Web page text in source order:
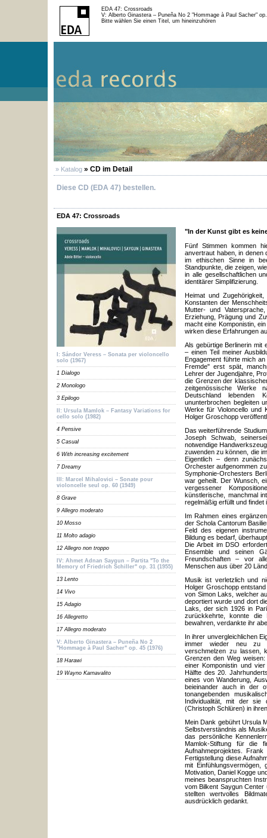
EDA 47: Crossroads
V: Alberto Ginastera – Puneña No 2 "Hommage à Paul Sacher"
Bitte wählen Sie einen Titel, um hineinzuhören
» Katalog » CD im Detail
Diese CD (EDA 47) bestellen.
EDA 47: Crossroads
I: Sándor Veress – Sonata per violoncello
solo (1967)
1 Dialogo
2 Monologo
3 Epilogo
II: Ursula Mamlok – Fantasy Variations for
cello solo (1982)
4 Pensive
5 Casual
6 With increasing excitement
7 Dreamy
III: Marcel Mihalovici – Sonate pour
violoncelle seul op. 60 (1949)
8 Grave
9 Allegro moderato
10 Mosso
11 Molto adagio
12 Allegro non troppo
IV: Ahmet Adnan Saygun – Partita "To the
Memory of Friedrich Schiller" op. 31 (1955)
13 Lento
14 Vivo
15 Adagio
16 Allegretto
17 Allegro moderato
V: Alberto Ginastera – Puneña No 2
"Hommage à Paul Sacher" op. 45 (1976)
18 Harawi
19 Wayno Karnavalito
"In der Kunst gibt es
Fünf Stimmen kommen
anvertraut haben, in denen
im ethischen Sinne in
Standpunkte, die zeigen,
in alle gesellschaftlichen
identitärer Simplifizierung.
Heimat und
Konstanten der
Mutter- und
Erziehung, Prägung und
macht eine Komponistin,
wirken diese Erfahrungen
Als gebürtige Berlinerin mit
– einen Teil meiner
Engagement führte mich
Fremde" erst spät,
Lehrer der Jugendjahre,
die Grenzen der
zeitgenössische Werke
Deutschland lebenden
ununterbrochen begleiten
Werke für Violoncello und
Holger Groschopp
Das weiterführende
Joseph Schwab,
notwendige
zuwenden zu können, die
Eigentlich – denn
Orchester aufgenommen
Symphonie-Orchesters
war geheilt. Der Wunsch,
vergessener
künstlerische, manchmal
regelmäßig erfüllt und findet
Im Rahmen eines
der Schola Cantorum
Feld des eigenen
Bildung es bedarf,
Die Arbeit im DSO
Ensemble und seinen
Freundschaften – vor
Menschen aus über 20
Musik ist verletzlich und
Holger Groschopp
von Simon Laks, welcher
deportiert wurde und dort
Laks, der sich 1926 in
zurückkehrte, konnte die
bewahren, verdankte ihr
In ihrer unvergleichlichen
immer wieder neu zu
verschmelzen zu lassen,
Grenzen den Weg
einer Komponistin und
Hälfte des 20.
eines von Wanderung,
beieinander auch in der
tonangebenden
Individualität, mit der sie
(Christoph Schlüren) in
Mein Dank gebührt Ursula
Selbstverständnis als
das persönliche
Mamlok-Stiftung für die
Aufnahmeprojektes.
Fertigstellung diese
mit Einfühlungsvermögen,
Motivation, Daniel Kogge
meines beanspruchten
vom Bilkent Saygun
stellten wertvolles
ausdrücklich gedankt.